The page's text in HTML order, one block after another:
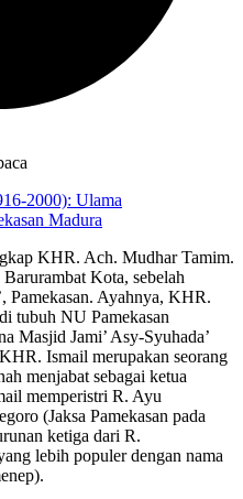
KHR. Ach. Mudhar Tamim.
Kota, sebelah
Pamekasan. Ayahnya, KHR.
tubuh NU Pamekasan
Masjid Jami’ Asy-Syuhada’
Ismail merupakan seorang
menjabat sebagai ketua
memperistri R. Ayu
(Jaksa Pamekasan pada
ketiga dari R.
lebih populer dengan nama